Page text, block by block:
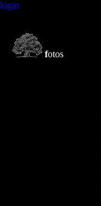
login
fotos